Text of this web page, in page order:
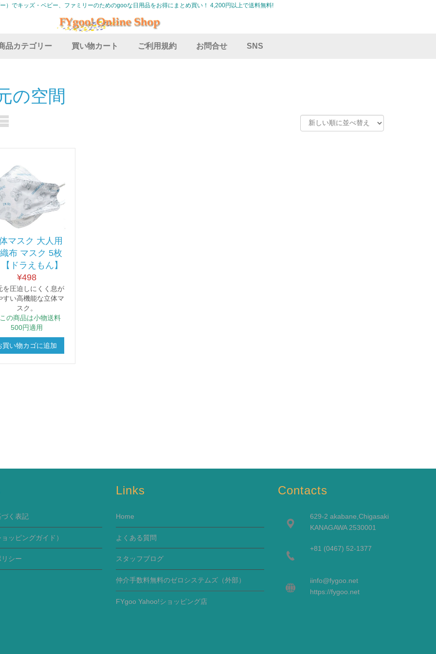
）でキッズ・ベビー、ファミリーのためのgooな日用品をお得にまとめ買い！ 4,200円以上で送料無料!
品カテゴリー 買い物カート ご利用規約 お問合せ SNS
の空間
マスク 大人用
布 マスク 5枚
ドラえもん】
¥498
を圧迫しにくく息が
すい高機能な立体マ
スク。
の商品は小物送料
500円適用
買い物カゴに追加
く表記
ョッピングガイド）
シー
Links
Home
よくある質問
スタッフブログ
仲介手数料無料のゼロシステムズ（外部）
FYgoo Yahoo!ショッピング店
Contacts
629-2 akabane,Chigasaki
KANAGAWA 2530001
+81 (0467) 52-1377
iinfo@fygoo.net
https://fygoo.net